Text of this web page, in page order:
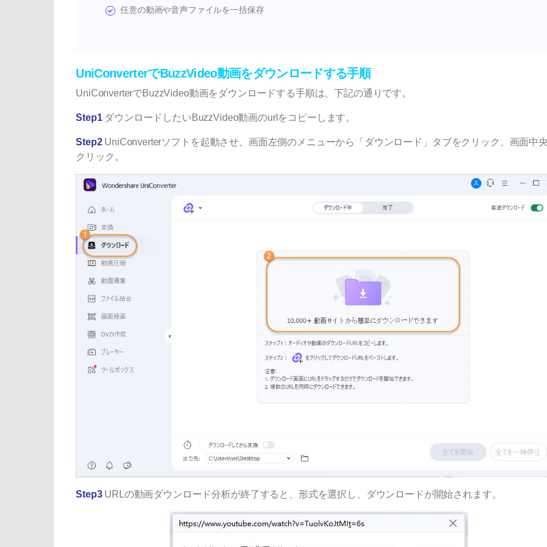
任意の動画や音声ファイルを一括保存
UniConverterでBuzzVideo動画をダウンロードする手順
UniConverterでBuzzVideo動画をダウンロードする手順は、下記の通りです。
Step1ダウンロードしたいBuzzVideo動画のurlをコピーします。
Step2 UniConverterソフトを起動させ、画面左側のメニューから「ダウンロード」タブをクリック、画面中
クリック。
Step3 URLの動画ダウンロード分析が終了すると、形式を選択し、ダウンロードが開始されます。